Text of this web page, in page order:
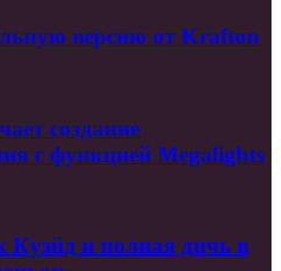
версию от Krafton
создание
с функцией Megalights
Куэйд и полная дичь в